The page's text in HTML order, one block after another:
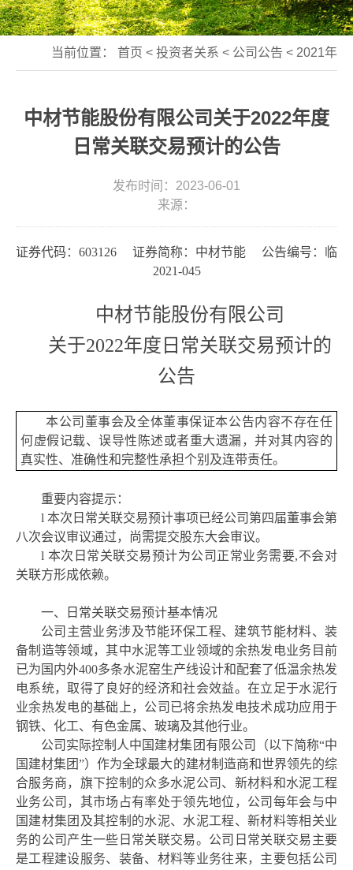
当前位置： 首页 < 投资者关系 < 公司公告 < 2021年
中材节能股份有限公司关于2022年度
日常关联交易预计的公告
发布时间：2023-06-01
来源：
证券代码： 603126 证券简称：中材节能 公告编号：临
2021-045
中材节能股份有限公司
关于2022年度日常关联交易预计的
公告
本公司董事会及全体董事保证本公告内容不存在任
何虚假记载、误导性陈述或者重大遗漏，并对其内容的
真实性、准确性和完整性承担个别及连带责任。
重要内容提示：
l 本次日常关联交易预计事项已经公司第四届董事会第
八次会议审议通过，
尚需提交股东大会审议。
l 本次日常关联交易预计为公司正常业务需要,不会对
关联方形成依赖。
一、日常关联交易预计基本情况
公司主营业务涉及节能环保工程、建筑节能材料、装
备制造等领域，其中水泥等工业领域的余热发电业务目前
已为国内外400多条水泥窑生产线设计和配套了低温余热发
电系统，取得了良好的经济和社会效益。在立足于水泥行
业余热发电的基础上，公司已将余热发电技术成功应用于
钢铁、化工、有色金属、玻璃及其他行业。
公司实际控制人中国建材集团有限公司（以下简称“中
国建材集团”）作为全球最大的建材制造商和世界领先的综
合服务商，旗下控制的众多水泥公司、新材料和水泥工程
业务公司，其市场占有率处于领先地位，公司每年会与中
国建材集团及其控制的水泥、水泥工程、新材料等相关业
务的公司产生一些日常关联交易。公司日常关联交易主要
是工程建设服务、装备、材料等业务往来，主要包括公司